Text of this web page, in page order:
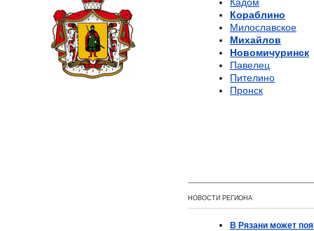
Кораблино
Милославское
Михайлов
Новомичуринск
Павелец
Пителино
Пронск
НОВОСТИ РЕГИОНА
В Рязани может